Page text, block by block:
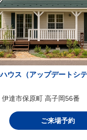
ウス（アップデートシ
達市保原町 高子岡56番
ご来場予約